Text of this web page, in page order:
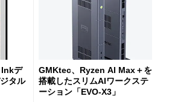
Inkデ
タル
GMKtec、Ryzen AI Max＋を
搭載したスリムAIワークステ
ーション「EVO-X3」